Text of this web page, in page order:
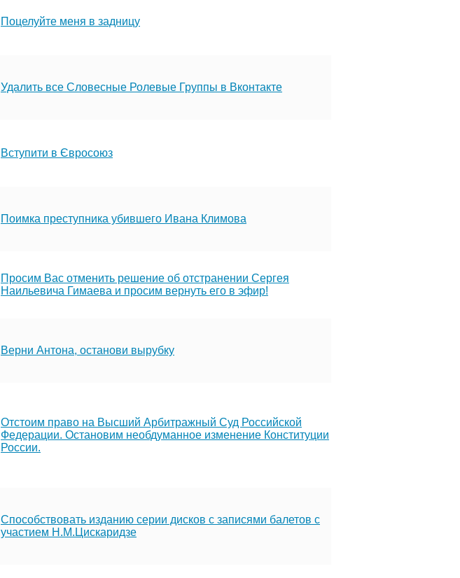
Поцелуйте меня в задницу
Удалить все Словесные Ролевые Группы в Вконтакте
Вступити в Євросоюз
Поимка преступника убившего Ивана Климова
Просим Вас отменить решение об отстранении Сергея
Наильевича Гимаева и просим вернуть его в эфир!
Верни Антона, останови вырубку
Отстоим право на Высший Арбитражный Суд Российской
Федерации. Остановим необдуманное изменение Конституции
России.
Способствовать изданию серии дисков с записями балетов с
участием Н.М.Цискаридзе